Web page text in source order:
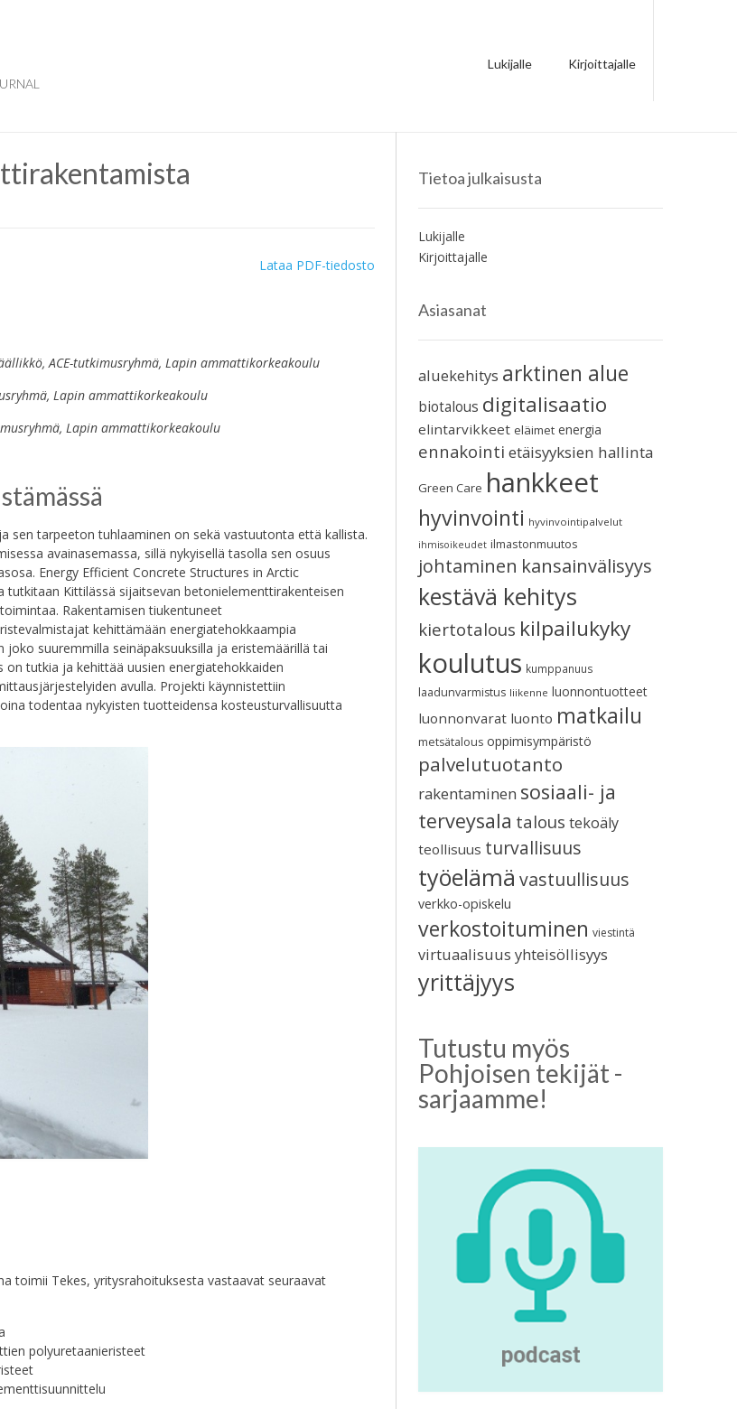
Lukijalle Kirjoittajalle
Lataa PDF-tiedosto
ACE-tutkimusryhmä, Lapin ammattikorkeakoulu
Lapin ammattikorkeakoulu
Lapin ammattikorkeakoulu
sen tarpeeton tuhlaaminen on sekä vastuutonta että kallista.
avainasemassa, sillä nykyisellä tasolla sen osuus
Energy Efficient Concrete Structures in Arctic
tutkitaan Kittilässä sijaitsevan betonielementtirakenteisen
Rakentamisen tiukentuneet
kehittämään energiatehokkaampia
suuremmilla seinäpaksuuksilla ja eristemäärillä tai
tutkia ja kehittää uusien energiatehokkaiden
avulla. Projekti käynnistettiin
todentaa nykyisten tuotteidensa kosteusturvallisuutta
toimii Tekes, yritysrahoituksesta vastaavat seuraavat
polyuretaanieristeet
Tietoa julkaisusta
Lukijalle
Kirjoittajalle
Asiasanat
aluekehitys arktinen alue
biotalous digitalisaatio
elintarvikkeet eläimet energia
ennakointi etäisyyksien hallinta
Green Care hankkeet
hyvinvointi hyvinvointipalvelut
ihmisoikeudet ilmastonmuutos
johtaminen kansainvälisyys
kestävä kehitys
kiertotalous kilpailukyky
koulutus kumppanuus
laadunvarmistus liikenne luonnontuotteet
luonnonvarat luonto matkailu
metsätalous oppimisympäristö
palvelutuotanto
rakentaminen sosiaali- ja
terveysala talous tekoäly
teollisuus turvallisuus
työelämä vastuullisuus
verkko-opiskelu
verkostoituminen viestintä
virtuaalisuus yhteisöllisyys
yrittäjyys
Tutustu myös
Pohjoisen tekijät -
sarjaamme!